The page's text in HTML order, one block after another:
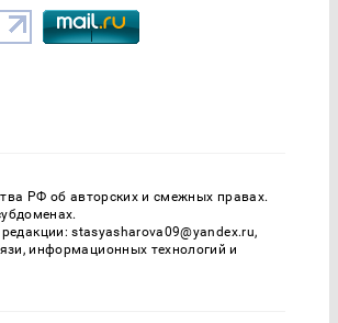
РФ об авторских и смежных правах.
stasyasharova09@yandex.ru,
информационных технологий и